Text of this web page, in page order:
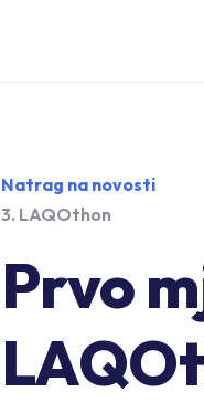
Natrag na novosti
3. LAQOthon
Prvo